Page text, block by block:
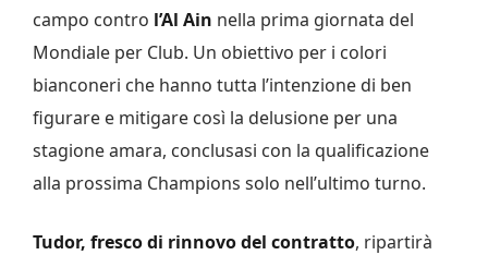
campo contro l’Al Ain nella prima giornata del
Mondiale per Club. Un obiettivo per i colori
bianconeri che hanno tutta l’intenzione di ben
figurare e mitigare così la delusione per una
stagione amara, conclusasi con la qualificazione
alla prossima Champions solo nell’ultimo turno.
Tudor, fresco di rinnovo del contratto, ripartirà